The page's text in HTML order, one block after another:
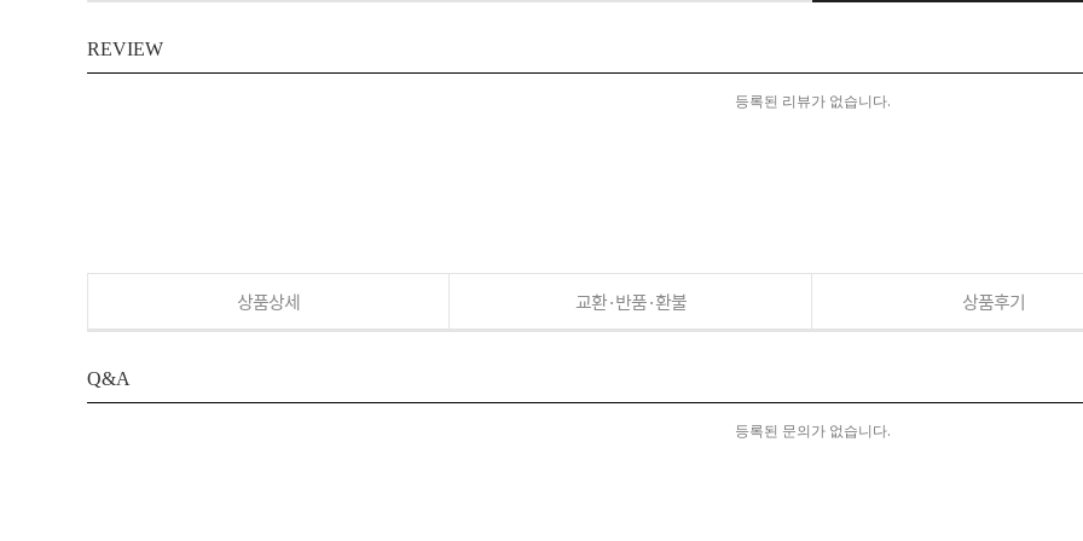
REVIEW
등록된 리뷰가 없습니다.
상품상세 교환·반품·환불 상품후기
Q&A
등록된 문의가 없습니다.